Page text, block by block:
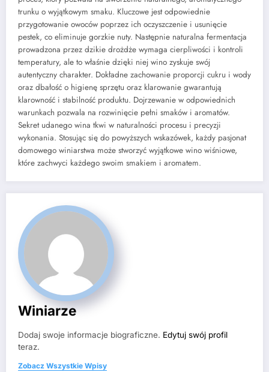
trunku o wyjątkowym smaku. Kluczowe jest odpowiednie
przygotowanie owoców poprzez ich oczyszczenie i usunięcie
pestek, co eliminuje gorzkie nuty. Następnie naturalna fermentacja
prowadzona przez dzikie drożdże wymaga cierpliwości i kontroli
temperatury, ale to właśnie dzięki niej wino zyskuje swój
autentyczny charakter. Dokładne zachowanie proporcji cukru i wody
oraz dbałość o higienę sprzętu oraz klarowanie gwarantują
klarowność i stabilność produktu. Dojrzewanie w odpowiednich
warunkach pozwala na rozwinięcie pełni smaków i aromatów.
Sekret udanego wina tkwi w naturalności procesu i precyzji
wykonania. Stosując się do powyższych wskazówek, każdy pasjonat
domowego winiarstwa może stworzyć wyjątkowe wino wiśniowe,
które zachwyci każdego swoim smakiem i aromatem.
Winiarze
Dodaj swoje informacje biograficzne. Edytuj swój profil
teraz.
Zobacz Wszystkie Wpisy